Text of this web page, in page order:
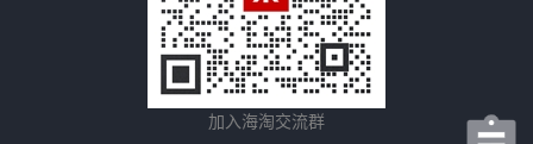
加入海淘交流群